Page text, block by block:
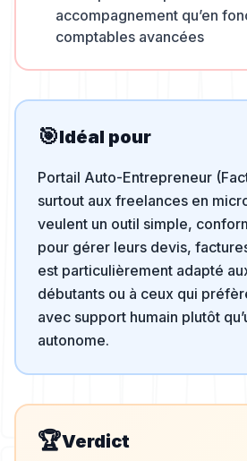
accompagnement qu’en
comptables avancées
🎯Idéal pour
Portail Auto-Entrepreneur
surtout aux freelances en
veulent un outil simple,
pour gérer leurs devis,
est particulièrement adapté
débutants ou à ceux qui
avec support humain plutôt
autonome.
🏆Verdict